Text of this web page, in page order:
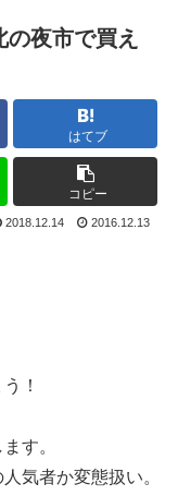
の夜市で買え
はてブ
コピー
2018.12.14 2016.12.13
！
す。
気者か変態扱い。